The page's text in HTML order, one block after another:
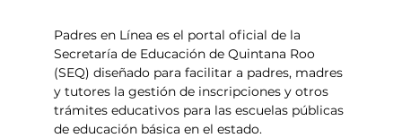
Padres en Línea es el portal oficial de la
Secretaría de Educación de Quintana Roo
(SEQ) diseñado para facilitar a padres, madres
y tutores la gestión de inscripciones y otros
trámites educativos para las escuelas públicas
de educación básica en el estado.